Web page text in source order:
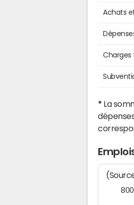
Achats
Charges
* La